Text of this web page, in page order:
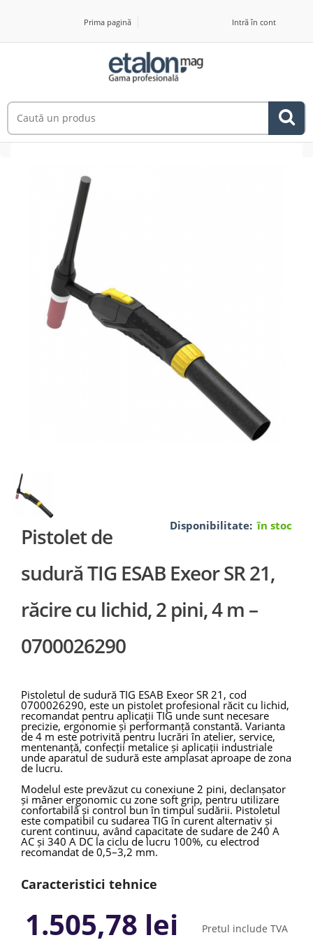
Prima pagină Intră în cont
Disponibilitate: în stoc
Pistolet de
sudură TIG ESAB Exeor SR 21,
răcire cu lichid, 2 pini, 4 m –
0700026290
Pistoletul de sudură TIG ESAB Exeor SR 21, cod
0700026290, este un pistolet profesional răcit cu lichid,
recomandat pentru aplicații TIG unde sunt necesare
precizie, ergonomie și performanță constantă. Varianta
de 4 m este potrivită pentru lucrări în atelier, service,
mentenanță, confecții metalice și aplicații industriale
unde aparatul de sudură este amplasat aproape de zona
de lucru.
Modelul este prevăzut cu conexiune 2 pini, declanșator
și mâner ergonomic cu zone soft grip, pentru utilizare
confortabilă și control bun în timpul sudării. Pistoletul
este compatibil cu sudarea TIG în curent alternativ și
curent continuu, având capacitate de sudare de 240 A
AC și 340 A DC la ciclu de lucru 100%, cu electrod
recomandat de 0,5–3,2 mm.
Caracteristici tehnice
Model
Cod produs
0700026290
1.505,78 lei Pretul include TVA